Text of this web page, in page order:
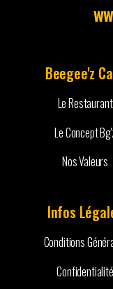
Beegee'z
Le Restaurant
Le Concept
Nos Valeurs
Infos
Conditions
Confidentialité